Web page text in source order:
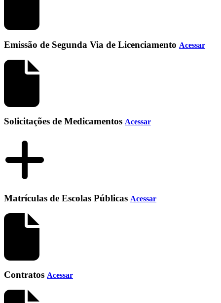
Emissão de Segunda Via de Licenciamento Acessar
Solicitações de Medicamentos Acessar
Matrículas de Escolas Públicas Acessar
Contratos Acessar